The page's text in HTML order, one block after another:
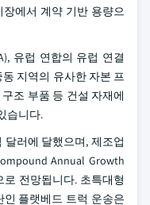
에서 계약 기반 용량으
유럽 연합의 유럽 연결
동 지역의 유사한 자본 프
조 부품 등 건설 자재에
습니다.
달러에 달했으며, 제조업
Annual Growth
로 전망됩니다. 초특대형
플랫베드 트럭 운송은